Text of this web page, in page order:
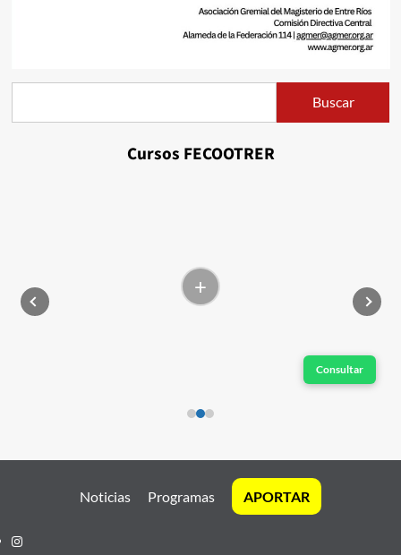
Buscar
Cursos FECOOTRER
+
Consultar
Noticias Programas APORTAR
Instagram